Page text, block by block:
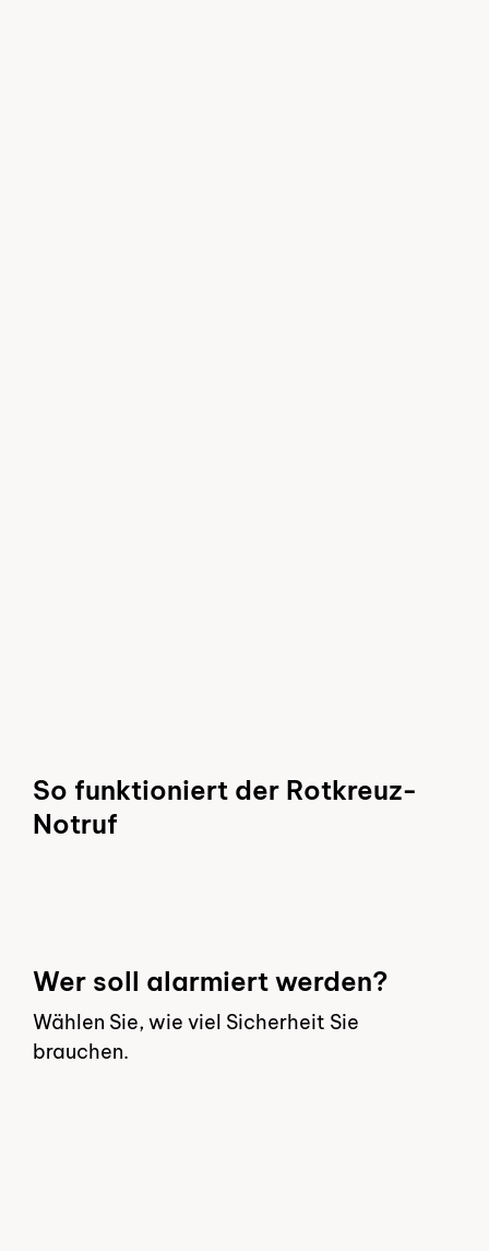
So funktioniert der Rotkreuz-
Notruf
Wer soll alarmiert werden?
Wählen Sie, wie viel Sicherheit Sie
brauchen.